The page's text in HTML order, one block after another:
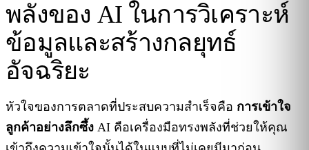
พลังของ AI ในการวิเคราะห์
ข้อมูลและสร้างกลยุทธ์
อัจฉริยะ
หัวใจของการตลาดที่ประสบความสำเร็จคือ การเข้าใจ
ลูกค้าอย่างลึกซึ้ง AI คือเครื่องมือทรงพลังที่ช่วยให้คุณ